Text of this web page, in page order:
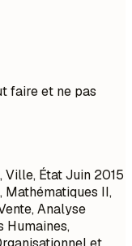
faire et ne pas
État Juin 2015
Mathématiques II,
Analyse
Humaines,